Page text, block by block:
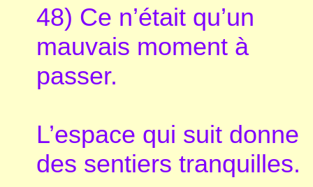
48) Ce n’était qu’un
mauvais moment à
passer.
L’espace qui suit donne
des sentiers tranquilles.